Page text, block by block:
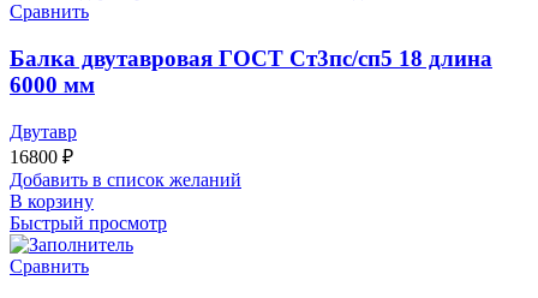
Сравнить
Балка двутавровая ГОСТ Ст3пс/сп5 18 длина
6000 мм
Двутавр
16800 ₽
Добавить в список желаний
В корзину
Быстрый просмотр
Сравнить